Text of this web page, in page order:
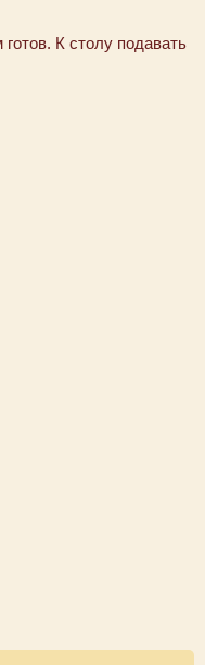
К столу подавать